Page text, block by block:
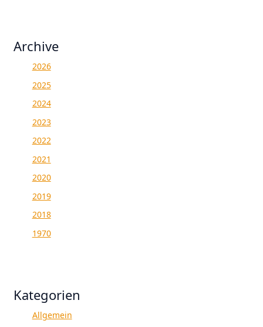
Archive
2026
2025
2024
2023
2022
2021
2020
2019
2018
1970
Kategorien
Allgemein